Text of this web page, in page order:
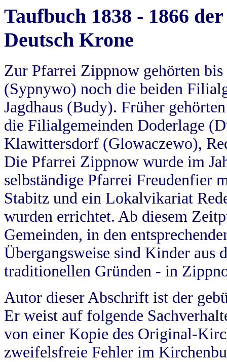
Taufbuch 1838 - 1866
Deutsch Krone
Zur Pfarrei Zippnow gehörten
(Sypnywo) noch die beiden
Jagdhaus (Budy). Früher
die Filialgemeinden Doderlage
Klawittersdorf (Glowaczewo),
Die Pfarrei Zippnow wurde im
selbständige Pfarrei Freudenfier
Stabitz und ein Lokalvikariat
wurden errichtet. Ab diesem
Gemeinden, in den
Übergangsweise sind Kinder aus
traditionellen Gründen - in
Autor dieser Abschrift ist der
Er weist auf folgende
von einer Kopie des Original-
zweifelsfreie Fehler im